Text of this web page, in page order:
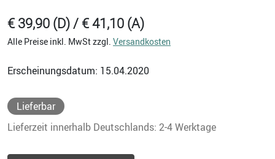
€ 39,90 (D) / € 41,10 (A)
Alle Preise inkl. MwSt zzgl. Versandkosten
Erscheinungsdatum: 15.04.2020
Lieferbar
Lieferzeit innerhalb Deutschlands: 2-4 Werktage